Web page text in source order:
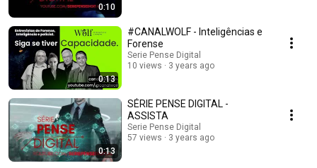
0:10
0:13
#CANALWOLF - Inteligências e
Forense
Serie Pense Digital
10 views
3 years ago
0:13
SÉRIE PENSE DIGITAL -
ASSISTA
Serie Pense Digital
57 views
3 years ago